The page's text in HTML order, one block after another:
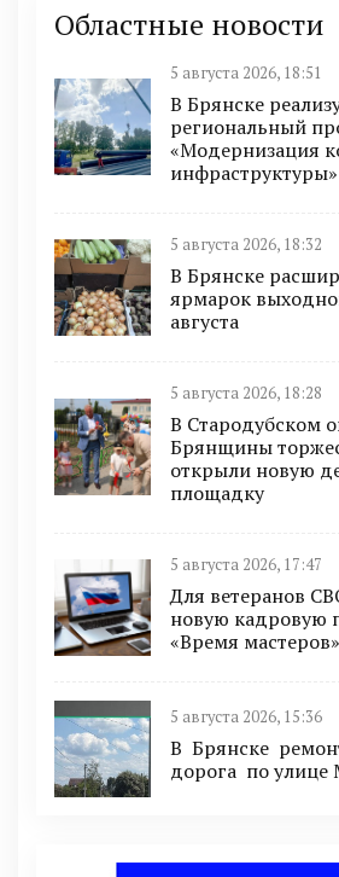
Областные новости
5 августа 2026, 18:51
В Брянске
региональный
«Модернизация
инфраструктуры»
5 августа 2026, 18:32
В Брянске
ярмарок
августа
5 августа 2026, 18:28
В Стародубском
Брянщины
открыли новую
площадку
5 августа 2026, 17:47
Для ветеранов
новую кадровую
«Время мастеров»
5 августа 2026, 15:36
В Брянске
дорога по улице